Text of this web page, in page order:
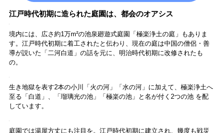
像・太子二歳像・四天王を拝観することができます。後殿には1月22日
のみ公開される秘仏・太子四十九歳像が祀られています。
■四天王寺宝物館
時間に余裕がある人は、「四天王寺宝物館」へ。7世紀の白鳳時代から
設けて寺宝を紹介する期間限定の名宝展も開催されています。
一緒に巡りたい御利益スポットはこちら